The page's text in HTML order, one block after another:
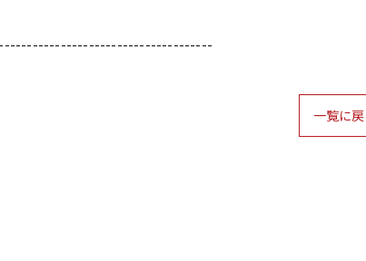
一覧に戻